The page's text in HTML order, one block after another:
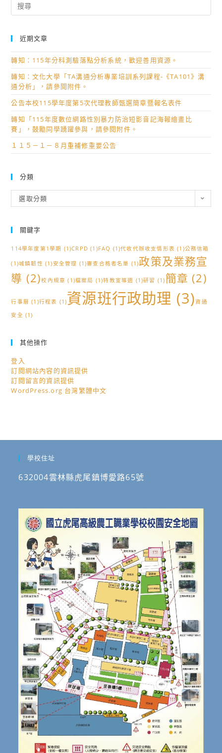
for:
近期文章
轉知：115年分科測驗落點分析系統，歡迎善用資源。
轉知：文化大學「TA溝通分析專業培訓系列課程-《TA101》溝
通分析」，請參閱附件。
公告本校115學年度第5次代理教師甄選簡章暨報名表件
轉知「115年度數位網路性別暴力防治短影音記海報繪畫比
賽」，鼓勵同學踴躍參與，請參閱附件。
１１５－１－８月重補修重要公告
分類
類
選取分類
關鍵字
114學年度第1學期 (1)CRPD (1)FAQ (1)代收代辦收支情形表 (1)公務信箱
(1)城鎮韌性 (1)安全管理 (1)審查合格者名單 (1)政策及業務宣
導 (2)校內規章 (1)檔案局 (1)特教宣導週 (1)研習 (1) 簡章 (2)
行事曆 (1)行程表 (1)資源班行政助理 (3)資通
安全 (1)
其他操作
登入
訂閱網站內容的資訊提供
訂閱留言的資訊提供
WordPress.org 台灣繁體中文
學校住址
632004雲林縣虎尾鎮博愛路65號